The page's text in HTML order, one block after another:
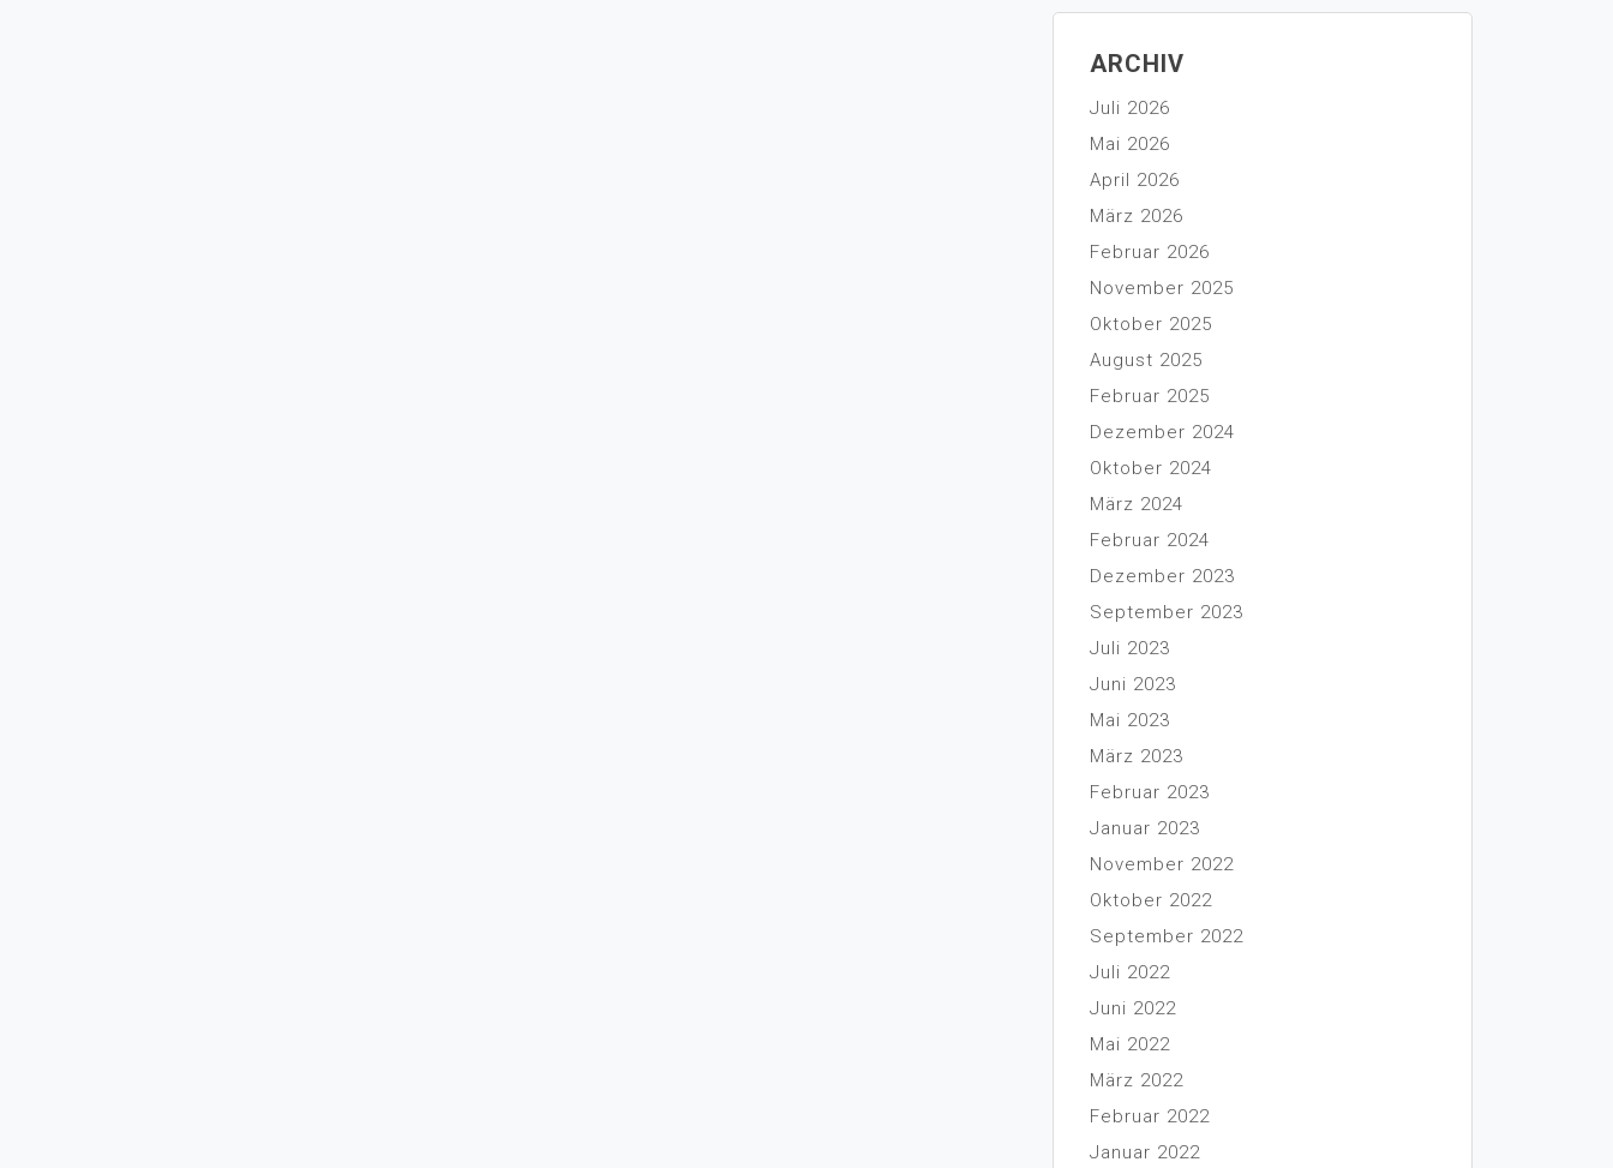
ARCHIV
Juli 2026
Mai 2026
April 2026
März 2026
Februar 2026
November 2025
Oktober 2025
August 2025
Februar 2025
Dezember 2024
Oktober 2024
März 2024
Februar 2024
Dezember 2023
September 2023
Juli 2023
Juni 2023
Mai 2023
März 2023
Februar 2023
Januar 2023
November 2022
Oktober 2022
September 2022
Juli 2022
Juni 2022
Mai 2022
März 2022
Februar 2022
Januar 2022